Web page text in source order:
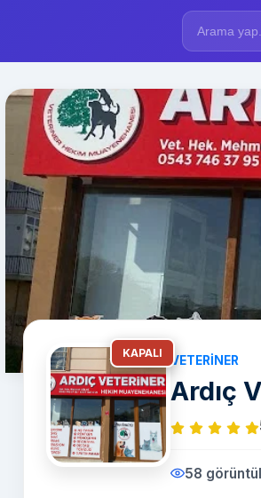
KAPALI
VETERINER
Ardıç
58